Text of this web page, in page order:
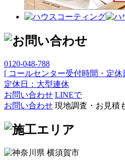
0120-048-788
[ コールセンター受付時間・定休
定休日：大型連休
お問い合わせ LINEで
お問い合わせ 現地調査・お見積